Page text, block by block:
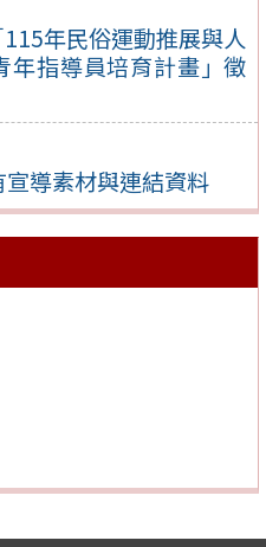
年民俗運動推展與人
指導員培育計畫」徵
導素材與連結資料